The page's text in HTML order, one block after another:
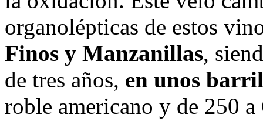
organolépticas de estos
Finos y Manzanillas,
de tres años, en unos
roble americano y de 250